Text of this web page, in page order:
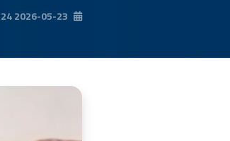
2026-05-23 10:41:24